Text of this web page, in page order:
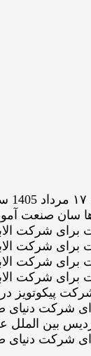
در انتظار تائید
در حال
در حال
قیمت
در انتظار
تائید
صدا در حال
علم و فن نور در
صدا در حال انجام